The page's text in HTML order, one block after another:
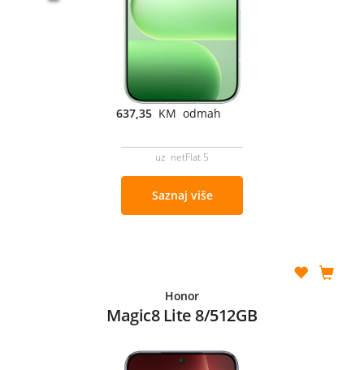
637,35 KM odmah
uz netFlat 5
Saznaj više
Honor
Magic8 Lite 8/512GB